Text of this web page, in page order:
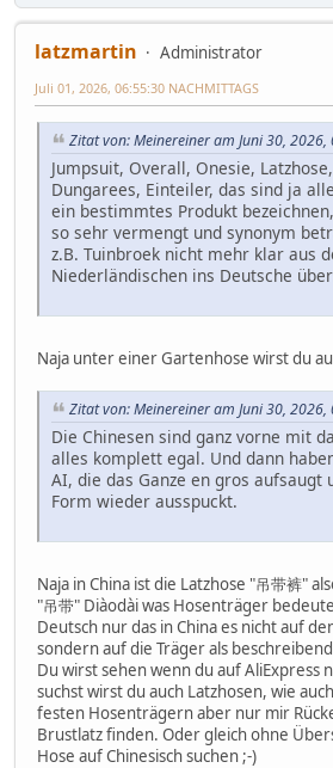
latzmartin
Administrator
Juli 01, 2026, 06:55:30 NACHMITTAGS
Zitat von: Meinereiner am Juni 30, 2026,
Jumpsuit, Overall, Onesie,
Dungarees, Einteiler, das sind ja
ein bestimmtes Produkt
so sehr vermengt und synonym
z.B. Tuinbroek nicht mehr klar aus
Niederländischen ins Deutsche
Naja unter einer Gartenhose wirst du
Zitat von: Meinereiner am Juni 30, 2026,
Die Chinesen sind ganz vorne mit
alles komplett egal. Und dann
AI, die das Ganze en gros
Form wieder ausspuckt.
Naja in China ist die Latzhose "吊带裤"
"吊带" Diàodài was Hosenträger
Deutsch nur das in China es nicht auf
sondern auf die Träger als
Du wirst sehen wenn du auf AliExpress
suchst wirst du auch Latzhosen, wie
festen Hosenträgern aber nur mir
Brustlatz finden. Oder gleich ohne
Hose auf Chinesisch suchen ;-)